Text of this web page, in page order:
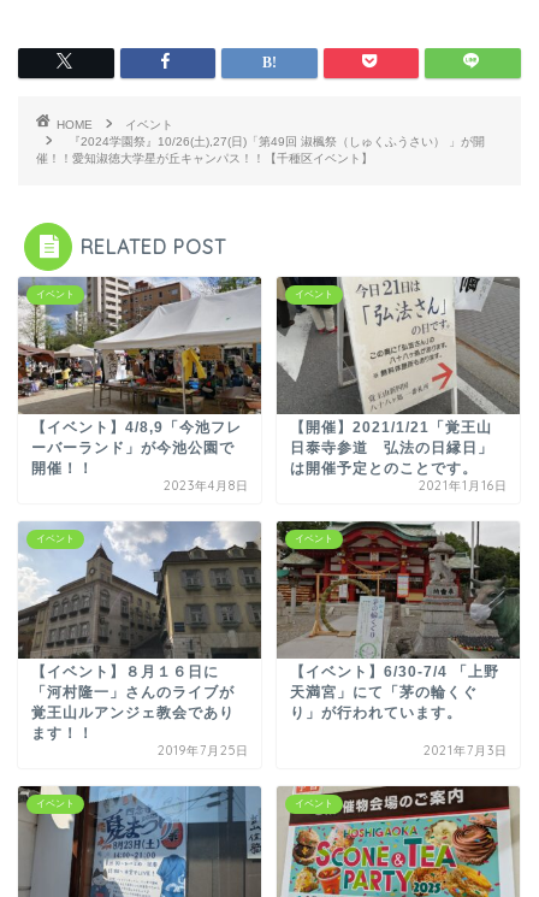
HOME
イベント
『2024学園祭』10/26(土),27(日)「第49回 淑楓祭（しゅくふうさい） 」が開
催！！愛知淑徳大学星が丘キャンパス！！【千種区イベント】
RELATED POST
イベント
【イベント】4/8,9「今池フレ
ーバーランド」が今池公園で
開催！！
2023年4月8日
イベント
【開催】2021/1/21「覚王山
日泰寺参道 弘法の日縁日」
は開催予定とのことです。
2021年1月16日
イベント
【イベント】８月１６日に
「河村隆一」さんのライブが
覚王山ルアンジェ教会であり
ます！！
2019年7月25日
イベント
【イベント】6/30-7/4 「上野
天満宮」にて「茅の輪くぐ
り」が行われています。
2021年7月3日
イベント イベント